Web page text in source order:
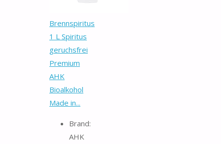
Brennspiritus
1 L Spiritus
geruchsfrei
Premium
AHK
Bioalkohol
Made in...
Brand:
AHK